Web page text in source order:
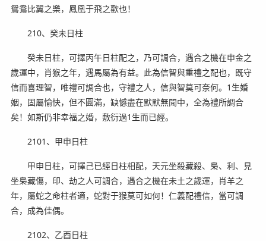
鴛鴦比翼之樂，鳳凰于飛之歡也！
210、癸未日柱
癸未日柱，可擇丙午日柱配之，乃可調合，遇合之機在申金之
歲運中，肖猴之年，遇馬屬為有益。此為信智與重禮之配也，既守
信而喜理智，唯禮可調合也，守禮之人，信與智莫可奈何。1生婚
姻，固屬愉快，但不圓滿，缺憾盡在默默無聞中，全為禮所調合
矣！如斯仍非幸福之婚，敷衍過1生而已經。
2101、甲申日柱
甲申日柱，可擇己已經日柱相配，天元坐殺藏殺、梟、利、見
坐梟藏傷，印、劫之人可調合，遇合之機在未土之歲運，肖羊之
年，屬蛇之命柱者適，蛇對于猴莫可如何！仁義配禮信，當可調
合，成為佳偶。
2102、乙酉日柱